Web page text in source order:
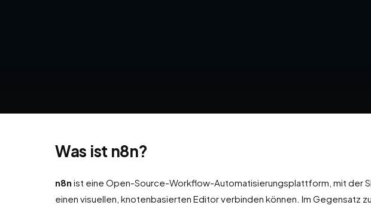
Was ist n8n?
n8n ist eine Open-Source-Workflow-Automatisierungsplattform, mit der
einen visuellen, knotenbasierten Editor verbinden können. Im Gegensatz